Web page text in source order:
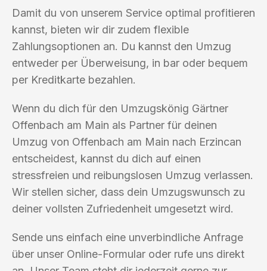
Damit du von unserem Service optimal profitieren
kannst, bieten wir dir zudem flexible
Zahlungsoptionen an. Du kannst den Umzug
entweder per Überweisung, in bar oder bequem
per Kreditkarte bezahlen.
Wenn du dich für den Umzugskönig Gärtner
Offenbach am Main als Partner für deinen
Umzug von Offenbach am Main nach Erzincan
entscheidest, kannst du dich auf einen
stressfreien und reibungslosen Umzug verlassen.
Wir stellen sicher, dass dein Umzugswunsch zu
deiner vollsten Zufriedenheit umgesetzt wird.
Sende uns einfach eine unverbindliche Anfrage
über unser Online-Formular oder rufe uns direkt